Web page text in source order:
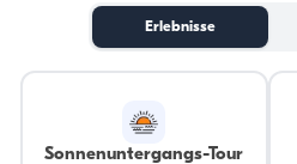
Erlebnisse
Sonnenuntergangs-Tour